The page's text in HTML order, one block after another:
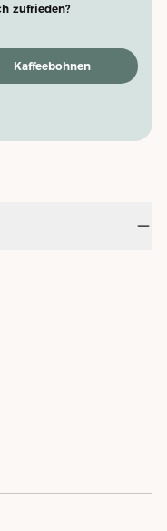
zufrieden?
Kaffeebohnen